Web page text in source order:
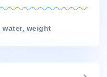
water, weight